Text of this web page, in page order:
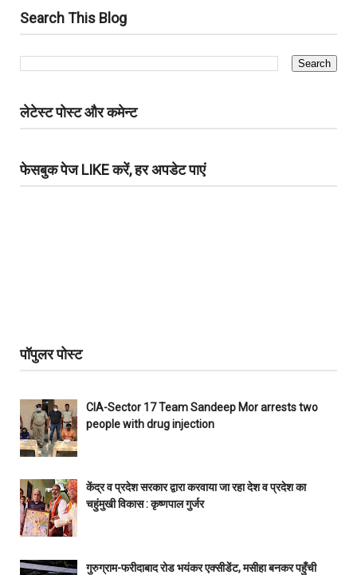
Search This Blog
लेटेस्ट पोस्ट और कमेन्ट
फेसबुक पेज LIKE करें, हर अपडेट पाएं
पॉपुलर पोस्ट
CIA-Sector 17 Team Sandeep Mor arrests two
people with drug injection
केंद्र व प्रदेश सरकार द्वारा करवाया जा रहा देश व प्रदेश का
चहुंमुखी विकास : कृष्णपाल गुर्जर
गुरुग्राम-फरीदाबाद रोड भयंकर एक्सीडेंट, मसीहा बनकर पहुँची